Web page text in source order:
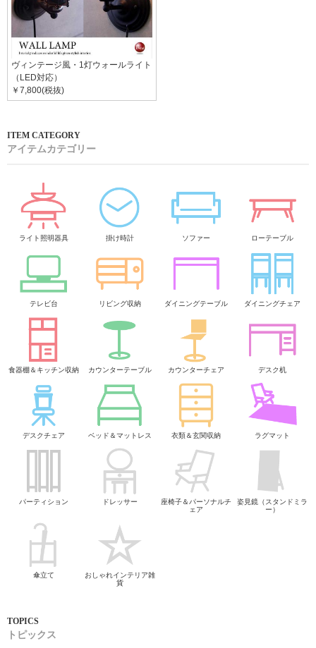
ヴィンテージ風・1灯ウォールライト
（LED対応）
￥7,800(税抜)
アイテムカテゴリー
ライト照明器具 掛け時計 ソファー ローテーブル
テレビ台 リビング収納 ダイニングテーブル ダイニングチェア
食器棚＆キッチン収納 カウンターテーブル カウンターチェア デスク机
デスクチェア ベッド＆マットレス 衣類＆玄関収納 ラグマット
パーティション ドレッサー
座椅子＆パーソナルチ
ェア
姿見鏡（スタンドミラ
ー）
傘立て
おしゃれインテリア雑
貨
トピックス